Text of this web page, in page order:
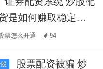
是如何赚取稳定收
票怎么开通 94